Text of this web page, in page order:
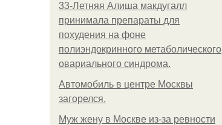
33-Летняя Алиша макдугалл
принимала препараты для
похудения на фоне
полиэндокринного метаболического
овариального синдрома.
Автомобиль в центре Москвы
загорелся.
Mуж жену в Москве из-за ревности